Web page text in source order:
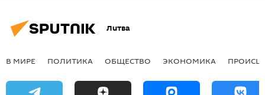
Литва
В МИРЕ ПОЛИТИКА ОБЩЕСТВО ЭКОНОМИКА